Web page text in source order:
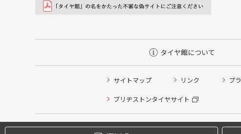
タイヤ館について
サイトマップ リンク プ
ブリヂストンタイヤサイト
タイヤ点検・安全点検/タイヤ履き替え/オイル交換/その他ピット
クローク契約会員専用タイヤ履き替え※タイヤ履き替えを希望
本日のタイヤ履き替え順番待ち予約 ※クローク契約会員の方はご